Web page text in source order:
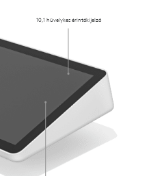
10,1 hüvelykes érintőkijelző